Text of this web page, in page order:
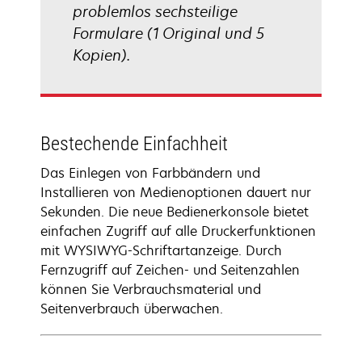
problemlos sechsteilige
Formulare (1 Original und 5
Kopien).
Bestechende Einfachheit
Das Einlegen von Farbbändern und
Installieren von Medienoptionen dauert nur
Sekunden. Die neue Bedienerkonsole bietet
einfachen Zugriff auf alle Druckerfunktionen
mit WYSIWYG-Schriftartanzeige. Durch
Fernzugriff auf Zeichen- und Seitenzahlen
können Sie Verbrauchsmaterial und
Seitenverbrauch überwachen.